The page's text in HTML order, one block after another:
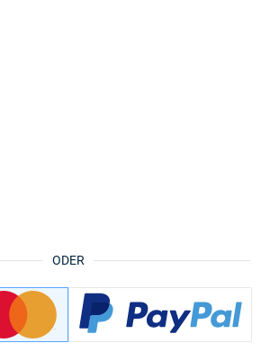
ODER